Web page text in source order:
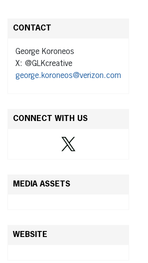
CONTACT
George Koroneos
X: @GLKcreative
george.koroneos@verizon.com
CONNECT WITH US
MEDIA ASSETS
WEBSITE